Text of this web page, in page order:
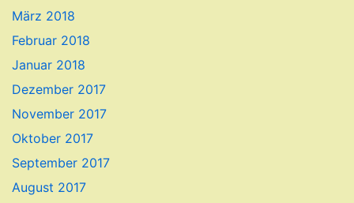
März 2018
Februar 2018
Januar 2018
Dezember 2017
November 2017
Oktober 2017
September 2017
August 2017